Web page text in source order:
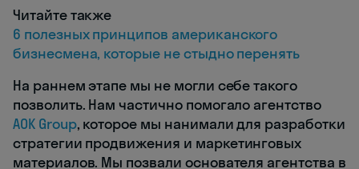
Читайте также
6 полезных принципов американского
бизнесмена, которые не стыдно перенять
На раннем этапе мы не могли себе такого
позволить. Нам частично помогало агентство
AOK Group, которое мы нанимали для разработки
стратегии продвижения и маркетинговых
материалов. Мы позвали основателя агентства в